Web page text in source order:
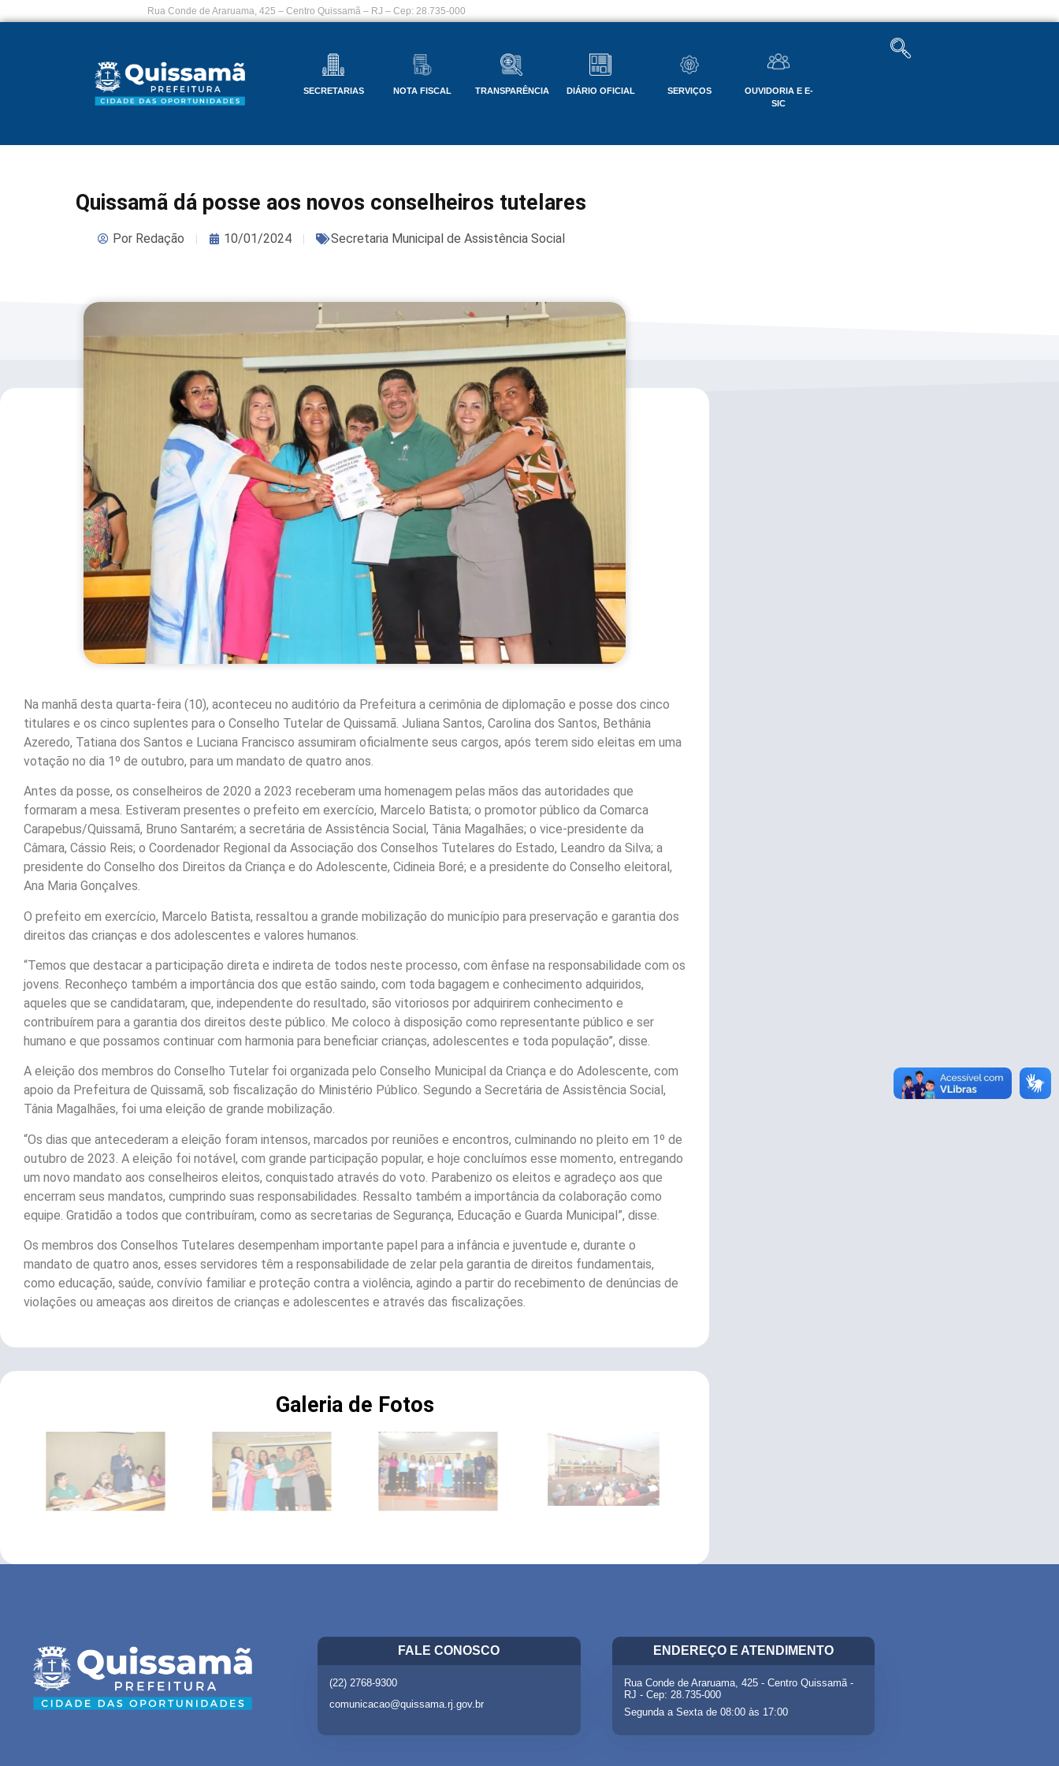
Rua Conde de Araruama, 425 – Centro Quissamã – RJ – Cep: 28.735-000
SECRETARIAS NOTA FISCAL TRANSPARÊNCIA DIÁRIO OFICIAL SERVIÇOS
OUVIDORIA E E-
SIC
Quissamã dá posse aos novos conselheiros tutelares
PorRedação 10/01/2024 Secretaria Municipal de Assistência Social
Na manhã desta quarta-feira (10), aconteceu no auditório da Prefeitura a cerimônia de diplomação e posse dos cinco
titulares e os cinco suplentes para o Conselho Tutelar de Quissamã. Juliana Santos, Carolina dos Santos, Bethânia
Azeredo, Tatiana dos Santos e Luciana Francisco assumiram oficialmente seus cargos, após terem sido eleitas em uma
votação no dia 1º de outubro, para um mandato de quatro anos.
Antes da posse, os conselheiros de 2020 a 2023 receberam uma homenagem pelas mãos das autoridades que
formaram a mesa. Estiveram presentes o prefeito em exercício, Marcelo Batista; o promotor público da Comarca
Carapebus/Quissamã, Bruno Santarém; a secretária de Assistência Social, Tânia Magalhães; o vice-presidente da
Câmara, Cássio Reis; o Coordenador Regional da Associação dos Conselhos Tutelares do Estado, Leandro da Silva; a
presidente do Conselho dos Direitos da Criança e do Adolescente, Cidineia Boré; e a presidente do Conselho eleitoral,
Ana Maria Gonçalves.
O prefeito em exercício, Marcelo Batista, ressaltou a grande mobilização do município para preservação e garantia dos
direitos das crianças e dos adolescentes e valores humanos.
“Temos que destacar a participação direta e indireta de todos neste processo, com ênfase na responsabilidade com os
jovens. Reconheço também a importância dos que estão saindo, com toda bagagem e conhecimento adquiridos,
aqueles que se candidataram, que, independente do resultado, são vitoriosos por adquirirem conhecimento e
contribuírem para a garantia dos direitos deste público. Me coloco à disposição como representante público e ser
humano e que possamos continuar com harmonia para beneficiar crianças, adolescentes e toda população”, disse.
A eleição dos membros do Conselho Tutelar foi organizada pelo Conselho Municipal da Criança e do Adolescente, com
apoio da Prefeitura de Quissamã, sob fiscalização do Ministério Público. Segundo a Secretária de Assistência Social,
Tânia Magalhães, foi uma eleição de grande mobilização.
“Os dias que antecederam a eleição foram intensos, marcados por reuniões e encontros, culminando no pleito em 1º de
outubro de 2023. A eleição foi notável, com grande participação popular, e hoje concluímos esse momento, entregando
um novo mandato aos conselheiros eleitos, conquistado através do voto. Parabenizo os eleitos e agradeço aos que
encerram seus mandatos, cumprindo suas responsabilidades. Ressalto também a importância da colaboração como
equipe. Gratidão a todos que contribuíram, como as secretarias de Segurança, Educação e Guarda Municipal”, disse.
Os membros dos Conselhos Tutelares desempenham importante papel para a infância e juventude e, durante o
mandato de quatro anos, esses servidores têm a responsabilidade de zelar pela garantia de direitos fundamentais,
como educação, saúde, convívio familiar e proteção contra a violência, agindo a partir do recebimento de denúncias de
violações ou ameaças aos direitos de crianças e adolescentes e através das fiscalizações.
Galeria de Fotos
FALE CONOSCO
(22) 2768-9300
comunicacao@quissama.rj.gov.br
ENDEREÇO E ATENDIMENTO
Rua Conde de Araruama, 425 - Centro Quissamã -
RJ - Cep: 28.735-000
Segunda a Sexta de 08:00 às 17:00